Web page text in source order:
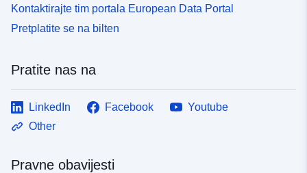
Kontaktirajte tim portala European Data Portal
Pretplatite se na bilten
Pratite nas na
LinkedIn Facebook
Youtube
Other
Pravne obavijesti